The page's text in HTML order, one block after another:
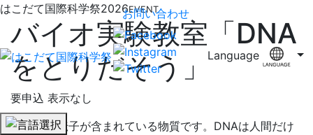
お問い合わせ
Language
はこだて国際科学祭2026EVENT
バイオ実験教室「DNA
をとりだそう」
要申込 表示なし
DNAは遺伝子が含まれている物質です。DNAは人間だけ